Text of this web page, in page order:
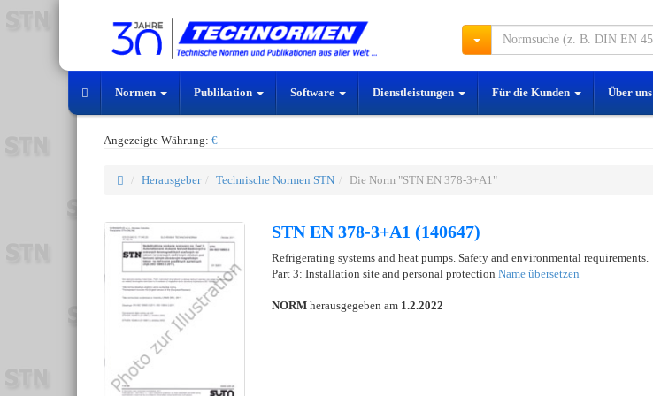
Normen Publikation Software Dienstleistungen Für die Kunden Über uns
Angezeigte Währung: €
Herausgeber Technische Normen STN Die Norm "STN EN 378-3+A1"
STN EN 378-3+A1 (140647)
Refrigerating systems and heat pumps. Safety and environmental requirements.
Part 3: Installation site and personal protection Name übersetzen
NORM herausgegeben am 1.2.2022